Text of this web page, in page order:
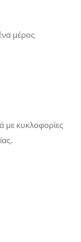
μέρος
με κυκλοφορίες